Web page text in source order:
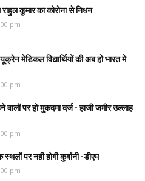
कुमार का कोरोना से निधन
pm
मेडिकल विद्यार्थियों की अब हो भारत मे
pm
पर हो मुकदमा दर्ज - हाजी जमीर उल्लाह
pm
पर नही होगी कुर्बानी -डीएम
pm